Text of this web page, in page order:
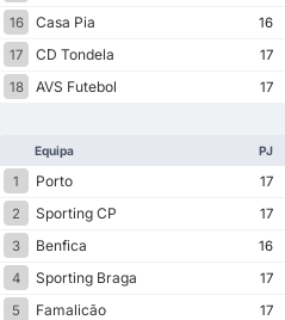
16
Casa Pia 16
17
CD Tondela 17
18
AVS Futebol 17
Equipa PJ
1 Porto 17
2
Sporting CP 17
3
Benfica 16
4
Sporting Braga 17
5
Famalicão 17